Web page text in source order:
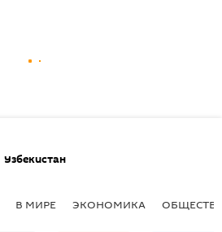
Узбекистан
В МИРЕ ЭКОНОМИКА